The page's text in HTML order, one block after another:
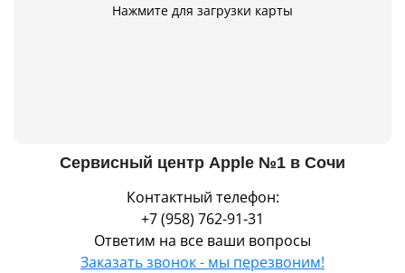
Нажмите для загрузки карты
Сервисный центр Apple №1 в Сочи
Контактный телефон:
+7 (958) 762-91-31
Ответим на все ваши вопросы
Заказать звонок - мы перезвоним!